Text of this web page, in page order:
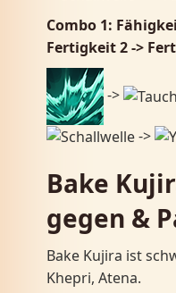
Combo 1:
Fertigkeit 2 ->
->
->
Bake
gegen &
Bake Kujira ist
Khepri, Atena.